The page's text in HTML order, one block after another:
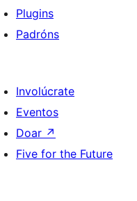
Plugins
Padróns
Involúcrate
Eventos
Doar ↗
Five for the Future